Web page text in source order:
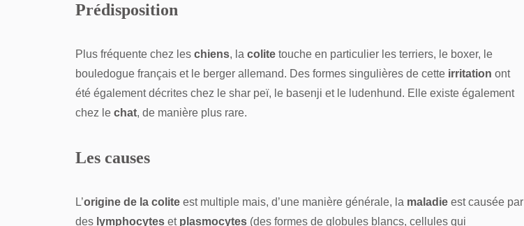
Prédisposition
Plus fréquente chez les chiens, la colite touche en particulier les terriers, le boxer, le
bouledogue français et le berger allemand. Des formes singulières de cette irritation ont
été également décrites chez le shar peï, le basenji et le ludenhund. Elle existe également
chez le chat, de manière plus rare.
Les causes
L’origine de la colite est multiple mais, d’une manière générale, la maladie est causée par
des lymphocytes et plasmocytes (des formes de globules blancs, cellules qui